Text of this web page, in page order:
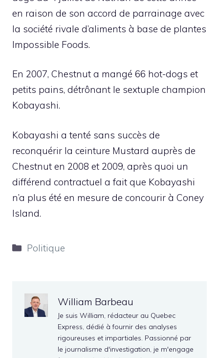
en raison de son accord de parrainage avec
la société rivale d’aliments à base de plantes
Impossible Foods.
En 2007, Chestnut a mangé 66 hot-dogs et
petits pains, détrônant le sextuple champion
Kobayashi.
Kobayashi a tenté sans succès de
reconquérir la ceinture Mustard auprès de
Chestnut en 2008 et 2009, après quoi un
différend contractuel a fait que Kobayashi
n’a plus été en mesure de concourir à Coney
Island.
Catégories
Politique
William Barbeau
Je suis William, rédacteur au Quebec
Express, dédié à fournir des analyses
rigoureuses et impartiales. Passionné par
le journalisme d'investigation, je m'engage